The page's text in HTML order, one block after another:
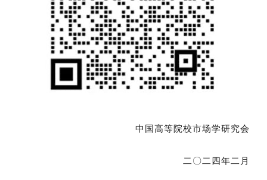
中国高等院校市场学研究会
二〇二四年二月